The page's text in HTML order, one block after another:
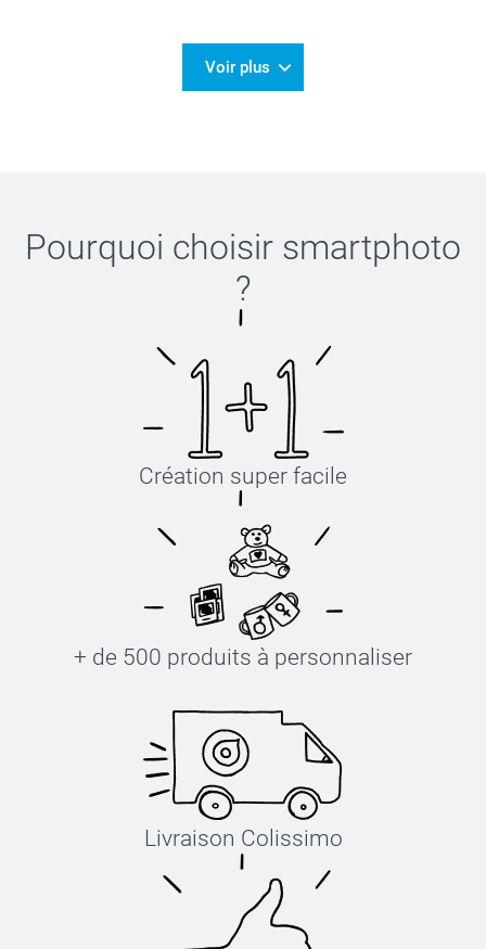
Voir plus
Pourquoi choisir smartphoto
?
Création super facile
+ de 500 produits à personnaliser
Livraison Colissimo